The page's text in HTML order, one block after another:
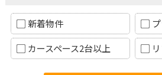
新着物件
カースペース2台以上